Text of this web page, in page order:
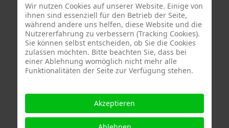
Eric Schaftlein.
aus den Niederlanden:
Dorrety Brookhuis,Natalia Dik,Elise
EekhoutundHenny Schaapman
aus Deutschland:
Salomé Herbst,Andrea Jungnitsch,
Lanzl,Heidrun MalComes,Christa Mayer-
Guntram Prochaska
Schaub,Vera Schaub,Birgit Schweimler &
Wir nutzen Cookies auf unserer Website. Einige von
ihnen sind essenziell für den Betrieb der Seite,
während andere uns helfen, diese Website und die
Nutzererfahrung zu verbessern (Tracking Cookies).
Sie können selbst entscheiden, ob Sie die Cookies
zulassen möchten. Bitte beachten Sie, dass bei
einer Ablehnung womöglich nicht mehr alle
Funktionalitäten der Seite zur Verfügung stehen.
Akzeptieren